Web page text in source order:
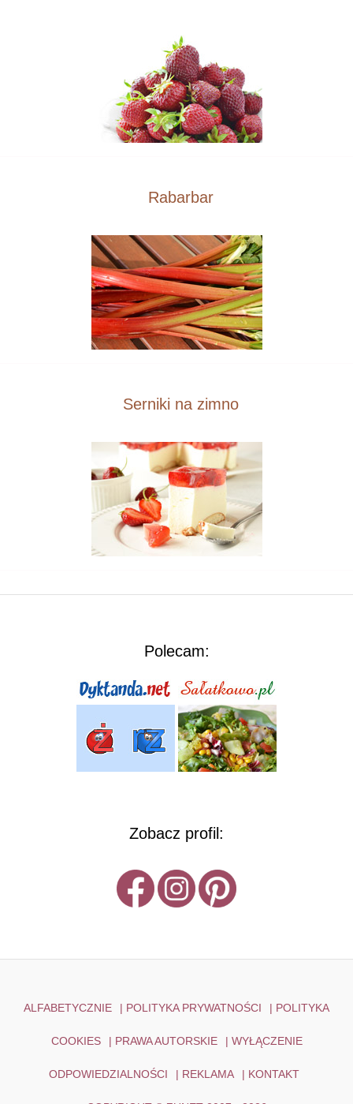
Rabarbar
Serniki na zimno
Polecam:
Zobacz profil:
ALFABETYCZNIE | POLITYKA PRYWATNOŚCI | POLITYKA
COOKIES | PRAWA AUTORSKIE | WYŁĄCZENIE
ODPOWIEDZIALNOŚCI | REKLAMA | KONTAKT